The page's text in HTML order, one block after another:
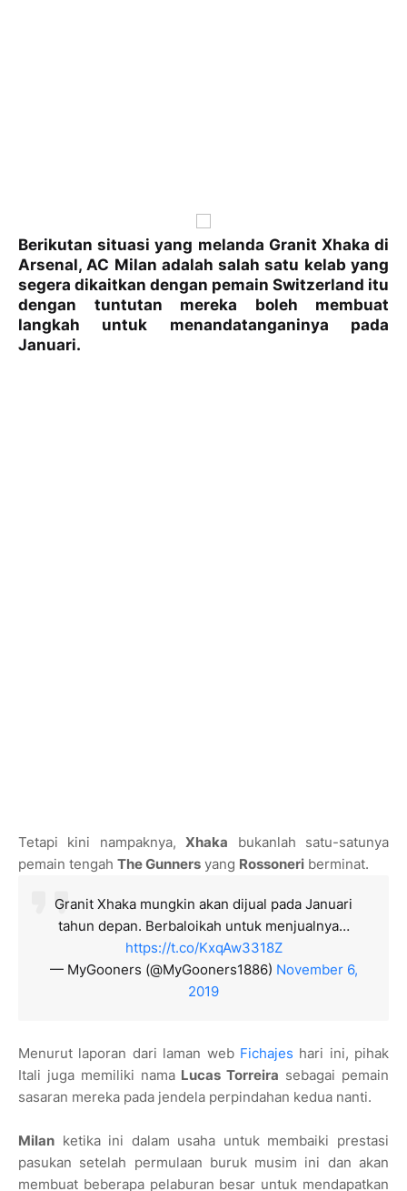
Berikutan situasi yang melanda Granit Xhaka di
Arsenal, AC Milan adalah salah satu kelab yang
segera dikaitkan dengan pemain Switzerland itu
dengan tuntutan mereka boleh membuat
langkah untuk menandatanganinya pada
Januari.
Tetapi kini nampaknya,Xhaka bukanlah satu-satunya
pemain tengah The Gunners yang Rossoneri berminat.
Granit Xhaka mungkin akan dijual pada Januari
tahun depan. Berbaloikah untuk menjualnya…
https://t.co/KxqAw3318Z
— MyGooners (@MyGooners1886) November 6,
2019
Menurut laporan dari laman web Fichajes hari ini, pihak
Itali juga memiliki nama Lucas Torreira sebagai pemain
sasaran mereka pada jendela perpindahan kedua nanti.
Milan ketika ini dalam usaha untuk membaiki prestasi
pasukan setelah permulaan buruk musim ini dan akan
membuat beberapa pelaburan besar untuk mendapatkan